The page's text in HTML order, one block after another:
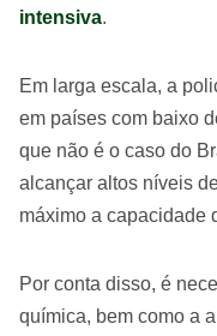
intensiva.
Em larga escala, a
em países com baixo
que não é o caso do
alcançar altos níveis
máximo a capacidade
Por conta disso, é
química, bem como a